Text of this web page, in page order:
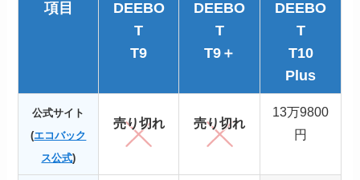
項目
DEEBO
T
T9
DEEBO
T
T9＋
DEEBO
T
T10
Plus
公式サイト
(エコバック
ス公式)
売り切れ 売り切れ
13万9800
円